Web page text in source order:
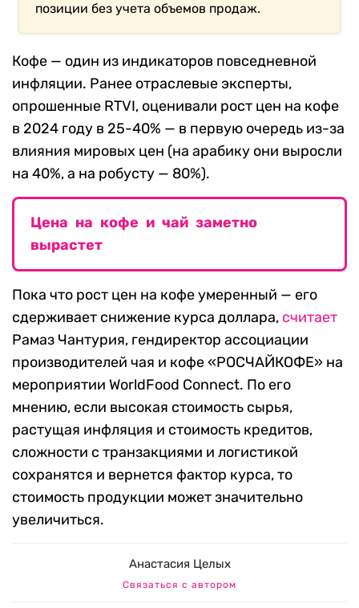
позиции без учета объемов продаж.
Кофе — один из индикаторов повседневной
инфляции. Ранее отраслевые эксперты,
опрошенные RTVI, оценивали рост цен на кофе
в 2024 году в 25-40% — в первую очередь из-за
влияния мировых цен (на арабику они выросли
на 40%, а на робусту — 80%).
Цена на кофе и чай заметно
вырастет
Пока что рост цен на кофе умеренный — его
сдерживает снижение курса доллара, считает
Рамаз Чантурия, гендиректор ассоциации
производителей чая и кофе «РОСЧАЙКОФЕ» на
мероприятии WorldFood Connect. По его
мнению, если высокая стоимость сырья,
растущая инфляция и стоимость кредитов,
сложности с транзакциями и логистикой
сохранятся и вернется фактор курса, то
стоимость продукции может значительно
увеличиться.
Анастасия Целых
Связаться с автором